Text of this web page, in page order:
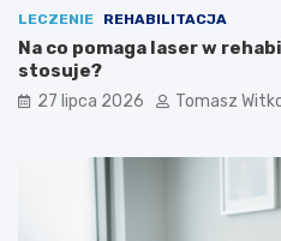
LECZENIE REHABILITACJA
Na co pomaga laser w
stosuje?
27 lipca 2026 Tomasz